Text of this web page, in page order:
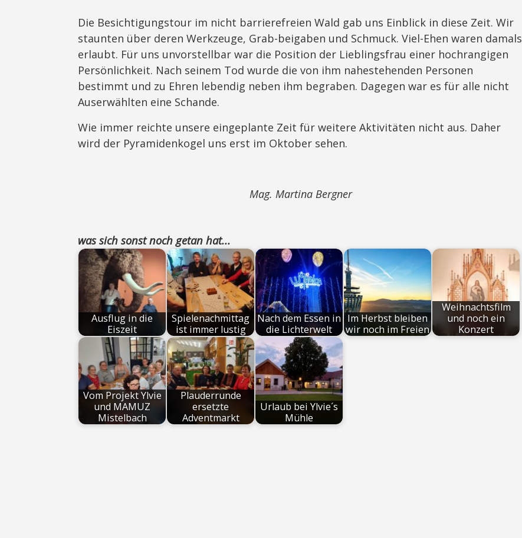
Die Besichtigungstour im nicht barrierefreien Wald gab uns Einblick in diese Zeit. Wir
staunten über deren Werkzeuge, Grab-beigaben und Schmuck. Viel-Ehen waren damals
erlaubt. Für uns unvorstellbar war die Position der Lieblingsfrau einer hochrangigen
Persönlichkeit. Nach seinem Tod wurde die von ihm nahestehenden Personen
bestimmt und zu Ehren lebendig neben ihm begraben. Dagegen war es für alle nicht
Auserwählten eine Schande.
Wie immer reichte unsere eingeplante Zeit für weitere Aktivitäten nicht aus. Daher
wird der Pyramidenkogel uns erst im Oktober sehen.
Mag. Martina Bergner
was sich sonst noch getan hat...
Ausflug in die
Eiszeit
Spielenachmittag
ist immer lustig
Nach dem Essen in
die Lichterwelt
Im Herbst bleiben
wir noch im Freien
Weihnachtsfilm
und noch ein
Konzert
Vom Projekt Ylvie
und MAMUZ
Mistelbach
Plauderrunde
ersetzte
Adventmarkt
Urlaub bei Ylvie´s
Mühle